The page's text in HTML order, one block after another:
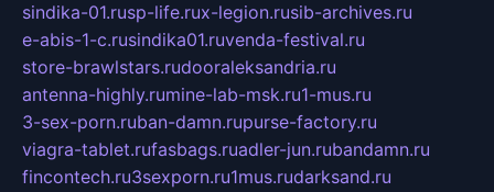
sindika-01.rusp-life.rux-legion.rusib-archives.ru
e-abis-1-c.rusindika01.ruvenda-festival.ru
store-brawlstars.rudooraleksandria.ru
antenna-highly.rumine-lab-msk.ru1-mus.ru
3-sex-porn.ruban-damn.rupurse-factory.ru
viagra-tablet.rufasbags.ruadler-jun.rubandamn.ru
fincontech.ru3sexporn.ru1mus.rudarksand.ru